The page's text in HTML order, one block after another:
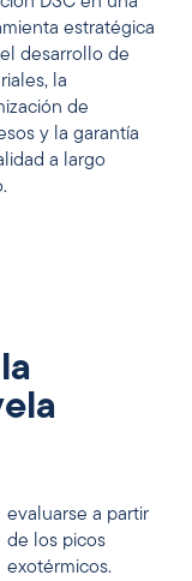
estratégica
desarrollo de
la
de
y la garantía
a largo
evaluarse a partir
de los picos
exotérmicos.